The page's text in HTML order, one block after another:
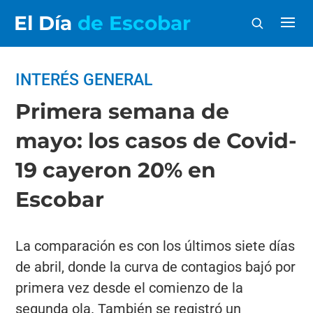
El Día de Escobar
INTERÉS GENERAL
Primera semana de
mayo: los casos de Covid-
19 cayeron 20% en
Escobar
La comparación es con los últimos siete días
de abril, donde la curva de contagios bajó por
primera vez desde el comienzo de la
segunda ola. También se registró un